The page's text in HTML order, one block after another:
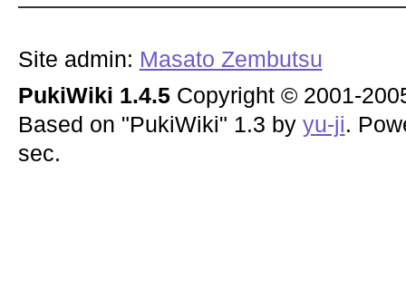
Site admin: Masato Zembutsu
PukiWiki 1.4.5Copyright © 2001-
Based on "PukiWiki" 1.3 by yu-ji.
sec.